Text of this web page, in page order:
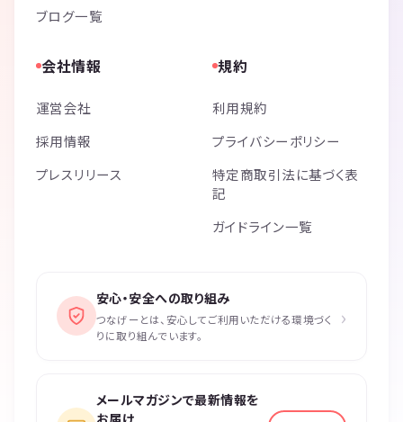
ブログ一覧
会社情報
運営会社
採用情報
プレスリリース
規約
利用規約
プライバシーポリシー
特定商取引法に基づく表
記
ガイドライン一覧
安心・安全への取り組み
つなげーとは、安心してご利用いただける環境づく
りに取り組んでいます。
›
メールマガジンで最新情報を
お届け